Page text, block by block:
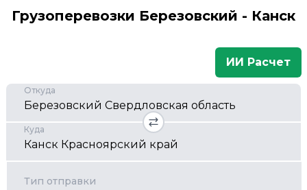
Грузоперевозки Березовский - Канск
ИИ Расчет
Откуда
Куда
Тип отправки